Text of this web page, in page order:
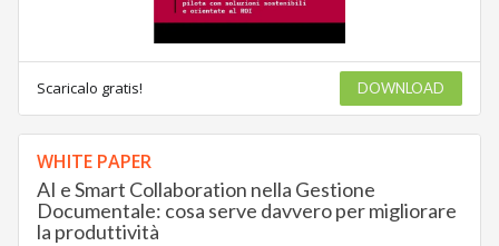
Scaricalo gratis! DOWNLOAD
WHITE PAPER
AI e Smart Collaboration nella Gestione
Documentale: cosa serve davvero per migliorare
la produttività